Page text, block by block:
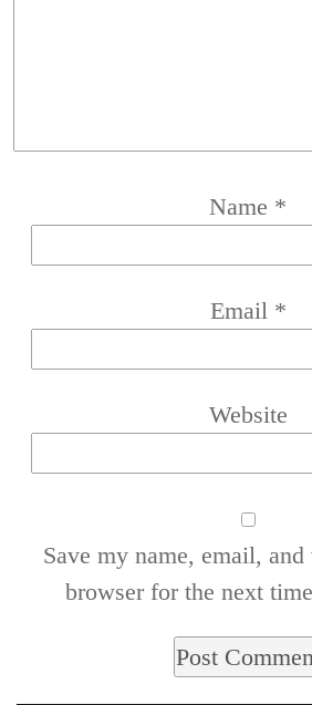
Name *
Email *
Website
Save my name, email,
browser for the next